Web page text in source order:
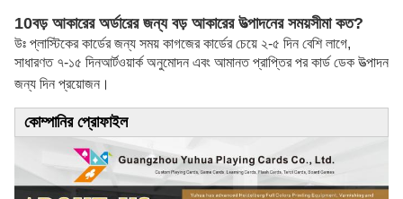
10বড় আকারের অর্ডারের জন্য বড় আকারের উত্পাদনের সময়সীমা কত?
উঃ প্লাস্টিকের কার্ডের জন্য সময় কাগজের কার্ডের চেয়ে ২-৫ দিন বেশি লাগে,
সাধারণত ৭-১৫ দিনআর্টওয়ার্ক অনুমোদন এবং আমানত প্রাপ্তির পর কার্ড ডেক উত্পাদন
জন্য দিন প্রয়োজন।
কোম্পানির প্রোফাইল